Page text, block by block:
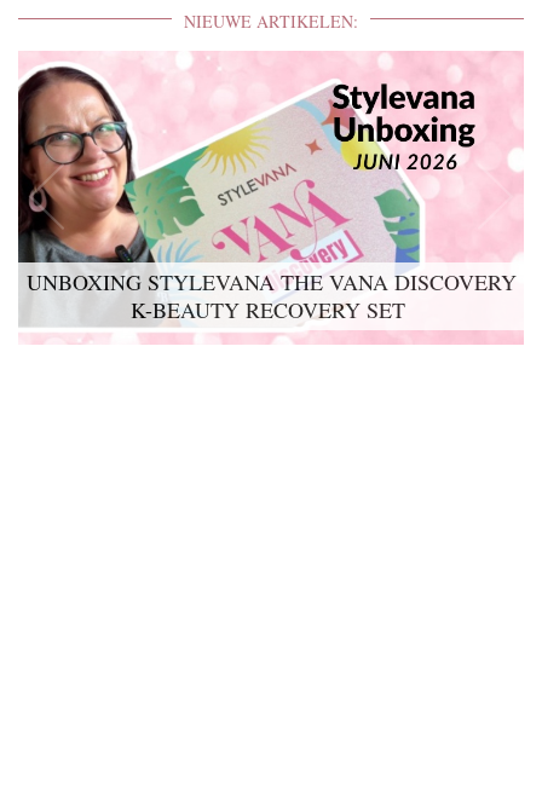
NIEUWE ARTIKELEN:
UNBOXING STYLEVANA THE VANA DISCOVERY
K-BEAUTY RECOVERY SET